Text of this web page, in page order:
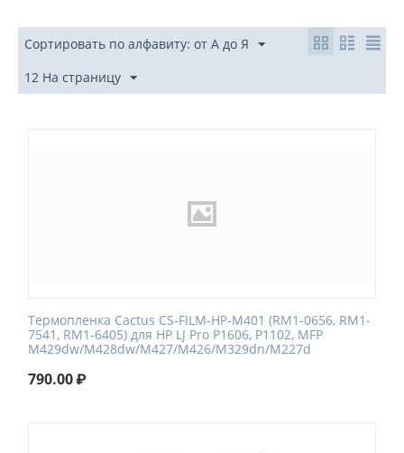
Сортировать по алфавиту: от А до Я
12 На страницу
Термопленка Cactus CS-FILM-HP-M401 (RM1-0656, RM1-
7541, RM1-6405) для HP LJ Pro P1606, P1102, MFP
M429dw/M428dw/M427/M426/M329dn/M227d
790.00₽